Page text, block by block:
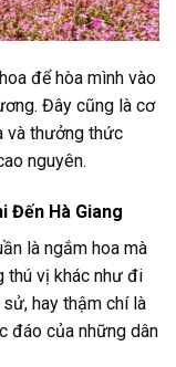
để hòa mình vào
Đây cũng là cơ
và thưởng thức
nguyên.
Đến Hà Giang
là ngắm hoa mà
thú vị khác như đi
hay thậm chí là
đáo của những dân